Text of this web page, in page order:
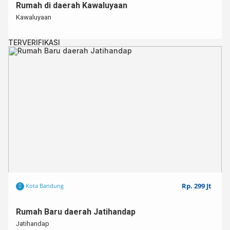
Rumah di daerah Kawaluyaan
Kawaluyaan
TERVERIFIKASI
Kota Bandung Rp. 299 Jt
Rumah Baru daerah Jatihandap
Jatihandap